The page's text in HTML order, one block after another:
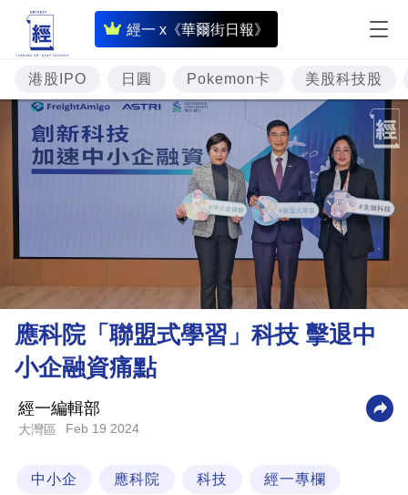
經一 x《華爾街日報》
即
時
財
經
專
題
理
財
商
科
港股IPO 日圓 Pokemon卡 美股科技股
應科院「聯盟式學習」科技 擊退中
小企融資痛點
經一編輯部
大灣區 Feb 19 2024
中小企 應科院 科技 經一專欄